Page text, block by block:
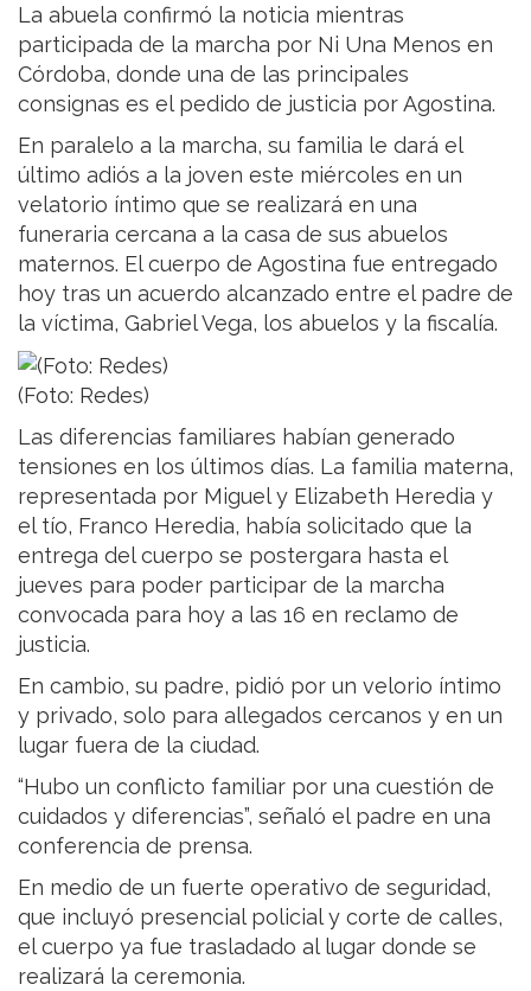
La abuela confirmó la noticia mientras
participada de la marcha por Ni Una Menos en
Córdoba, donde una de las principales
consignas es el pedido de justicia por Agostina.
En paralelo a la marcha, su familia le dará el
último adiós a la joven este miércoles en un
velatorio íntimo que se realizará en una
funeraria cercana a la casa de sus abuelos
maternos. El cuerpo de Agostina fue entregado
hoy tras un acuerdo alcanzado entre el padre de
la víctima, Gabriel Vega, los abuelos y la fiscalía.
(Foto: Redes)
Las diferencias familiares habían generado
tensiones en los últimos días. La familia materna,
representada por Miguel y Elizabeth Heredia y
el tío, Franco Heredia, había solicitado que la
entrega del cuerpo se postergara hasta el
jueves para poder participar de la marcha
convocada para hoy a las 16 en reclamo de
justicia.
En cambio, su padre, pidió por un velorio íntimo
y privado, solo para allegados cercanos y en un
lugar fuera de la ciudad.
“Hubo un conflicto familiar por una cuestión de
cuidados y diferencias”, señaló el padre en una
conferencia de prensa.
En medio de un fuerte operativo de seguridad,
que incluyó presencial policial y corte de calles,
el cuerpo ya fue trasladado al lugar donde se
realizará la ceremonia.